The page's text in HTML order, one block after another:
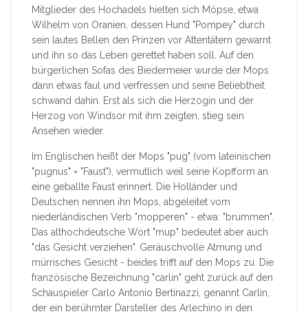
Mitglieder des Hochadels hielten sich Möpse, etwa
Wilhelm von Oranien, dessen Hund "Pompey" durch
sein lautes Bellen den Prinzen vor Attentätern gewarnt
und ihn so das Leben gerettet haben soll. Auf den
bürgerlichen Sofas des Biedermeier wurde der Mops
dann etwas faul und verfressen und seine Beliebtheit
schwand dahin. Erst als sich die Herzogin und der
Herzog von Windsor mit ihm zeigten, stieg sein
Ansehen wieder.
Im Englischen heißt der Mops "pug" (vom lateinischen
"pugnus" = "Faust"), vermutlich weil seine Kopfform an
eine geballte Faust erinnert. Die Holländer und
Deutschen nennen ihn Mops, abgeleitet vom
niederländischen Verb "mopperen" - etwa: "brummen".
Das althochdeutsche Wort "mup" bedeutet aber auch
"das Gesicht verziehen". Geräuschvolle Atmung und
mürrisches Gesicht - beides trifft auf den Mops zu. Die
französische Bezeichnung "carlin" geht zurück auf den
Schauspieler Carlo Antonio Bertinazzi, genannt Carlin,
der ein berühmter Darsteller des Arlechino in den